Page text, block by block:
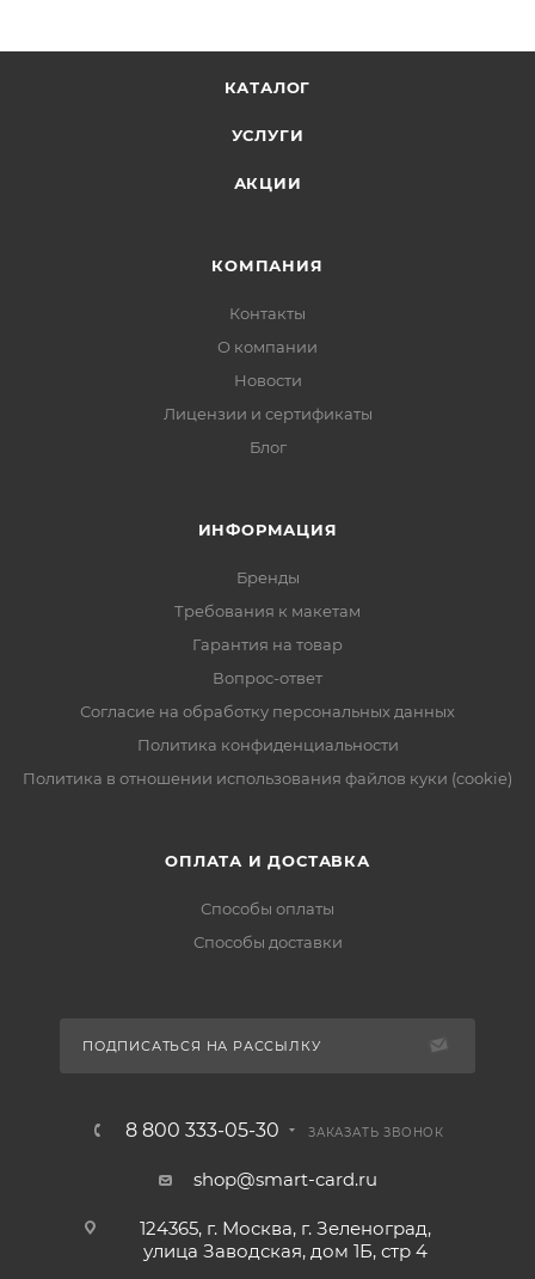
КАТАЛОГ
УСЛУГИ
АКЦИИ
КОМПАНИЯ
Контакты
О компании
Новости
Лицензии и сертификаты
Блог
ИНФОРМАЦИЯ
Бренды
Требования к макетам
Гарантия на товар
Вопрос-ответ
Согласие на обработку персональных данных
Политика конфиденциальности
Политика в отношении использования файлов куки (cookie)
ОПЛАТА И ДОСТАВКА
Способы оплаты
Способы доставки
ПОДПИСАТЬСЯ НА РАССЫЛКУ
8 800 333-05-30 ЗАКАЗАТЬ ЗВОНОК
shop@smart-card.ru
124365, г. Москва, г. Зеленоград,
улица Заводская, дом 1Б, стр 4